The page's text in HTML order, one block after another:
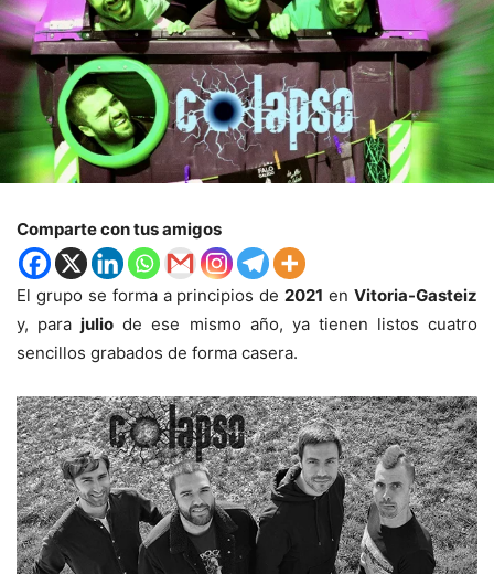
Comparte con tus amigos
El grupo se forma a principios de2021 enVitoria-Gasteiz
y, parajulio de ese mismo año, ya tienen listos cuatro
sencillos grabados de forma casera.